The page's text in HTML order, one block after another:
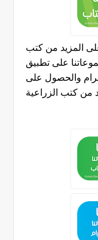
المزيد من كتب
على تطبيق
والحصول على